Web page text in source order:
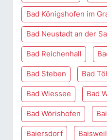
Bad Königshofen im
Bad Neustadt an der
Bad Reichenhall
Bad Steben Bad
Bad Wiessee Bad
Bad Wörishofen
Baiersdorf Baisweil